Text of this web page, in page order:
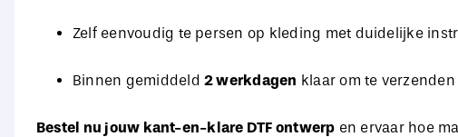
Zelf eenvoudig te persen op kleding met duidelijke
Binnen gemiddeld 2 werkdagen klaar om te
Bestel nu jouw kant-en-klare DTF ontwerp en ervaar hoe